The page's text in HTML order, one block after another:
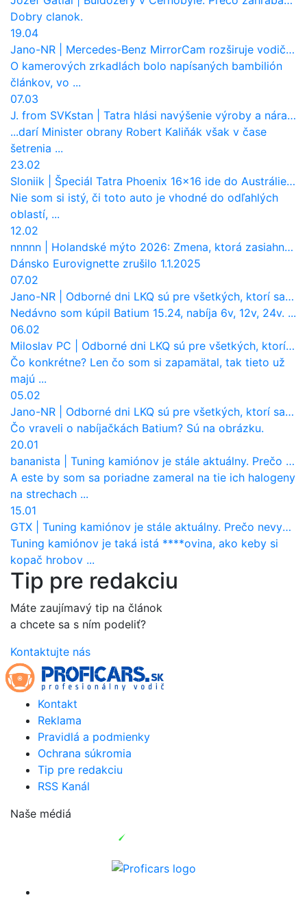
Dobry clanok.
19.04
Jano-NR
Mercedes-Benz MirrorCam rozširuje vodičovi výhľad a uberá autobusom odpor vzduchu
O kamerových zrkadlách bolo napísaných bambilión
článkov, vo ...
07.03
J. from SVKstan
Tatra hlási navýšenie výroby a nárast tržieb. Ktorí odberatelia sú kľúčoví?
...darí Minister obrany Robert Kaliňák však v čase
šetrenia ...
23.02
Sloniik
Špeciál Tatra Phoenix 16×16 ide do Austrálie. Na čo bude slúžiť?
Nie som si istý, či toto auto je vhodné do odľahlých
oblastí, ...
12.02
nnnnn
Holandské mýto 2026: Zmena, ktorá zasiahne slovenských dopravcov
Dánsko Eurovignette zrušilo 1.1.2025
07.02
Jano-NR
Odborné dni LKQ sú pre všetkých, ktorí sa chcú dozvedieť niečo viac
Nedávno som kúpil Batium 15.24, nabíja 6v, 12v, 24v. ...
06.02
Miloslav PC
Odborné dni LKQ sú pre všetkých, ktorí sa chcú dozvedieť niečo viac
Čo konkrétne? Len čo som si zapamätal, tak tieto už
majú ...
05.02
Jano-NR
Odborné dni LKQ sú pre všetkých, ktorí sa chcú dozvedieť niečo viac
Čo vraveli o nabíjačkách Batium? Sú na obrázku.
20.01
bananista
Tuning kamiónov je stále aktuálny. Prečo nevyhynul ako pri osobákoch?
A este by som sa poriadne zameral na tie ich halogeny
na strechach ...
15.01
GTX
Tuning kamiónov je stále aktuálny. Prečo nevyhynul ako pri osobákoch?
Tuning kamiónov je taká istá ****ovina, ako keby si
kopač hrobov ...
Tip pre redakciu
Máte zaujímavý tip na článok
a chcete sa s ním podeliť?
Kontaktujte nás
Kontakt
Reklama
Pravidlá a podmienky
Ochrana súkromia
Tip pre redakciu
RSS Kanál
Naše médiá